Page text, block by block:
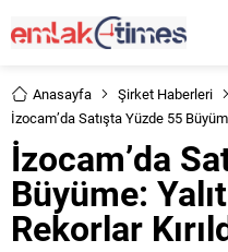
Anasayfa
Şirket Haberleri
İzocam’da Satışta Yüzde 55
İzocam’da
Büyüme:
Rekorlar